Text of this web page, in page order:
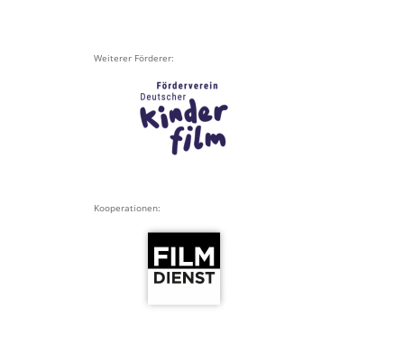
Weiterer Förderer:
Kooperationen: